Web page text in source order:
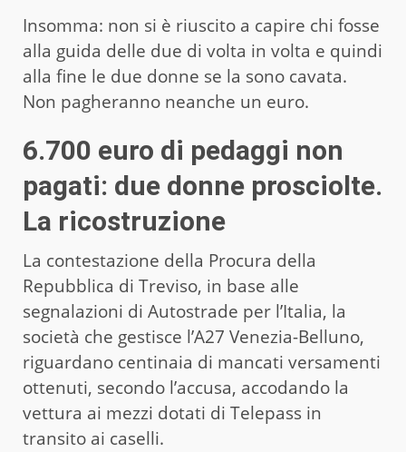
Insomma: non si è riuscito a capire chi fosse
alla guida delle due di volta in volta e quindi
alla fine le due donne se la sono cavata.
Non pagheranno neanche un euro.
6.700 euro di pedaggi non
pagati: due donne prosciolte.
La ricostruzione
La contestazione della Procura della
Repubblica di Treviso, in base alle
segnalazioni di Autostrade per l’Italia, la
società che gestisce l’A27 Venezia-Belluno,
riguardano centinaia di mancati versamenti
ottenuti, secondo l’accusa, accodando la
vettura ai mezzi dotati di Telepass in
transito ai caselli.